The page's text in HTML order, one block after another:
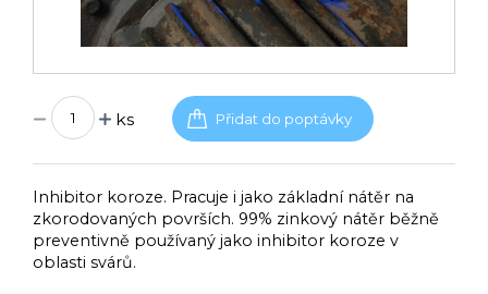
ks
Inhibitor koroze. Pracuje i jako základní nátěr na
zkorodovaných površích. 99% zinkový nátěr běžně
preventivně používaný jako inhibitor koroze v
oblasti svárů.